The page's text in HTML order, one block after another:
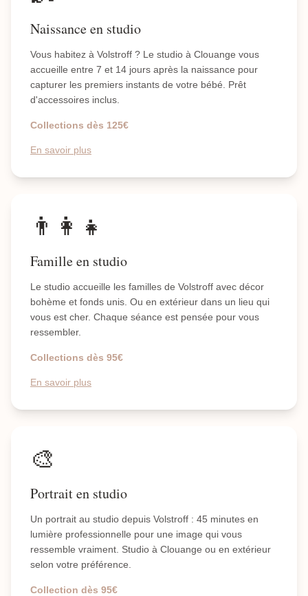
Naissance en studio
Vous habitez à Volstroff ? Le studio à Clouange vous
accueille entre 7 et 14 jours après la naissance pour
capturer les premiers instants de votre bébé. Prêt
d'accessoires inclus.
Collections dès 125€
En savoir plus
👨‍👩‍👧
Famille en studio
Le studio accueille les familles de Volstroff avec décor
bohème et fonds unis. Ou en extérieur dans un lieu qui
vous est cher. Chaque séance est pensée pour vous
ressembler.
Collections dès 95€
En savoir plus
🎨
Portrait en studio
Un portrait au studio depuis Volstroff : 45 minutes en
lumière professionnelle pour une image qui vous
ressemble vraiment. Studio à Clouange ou en extérieur
selon votre préférence.
Collection dès 95€